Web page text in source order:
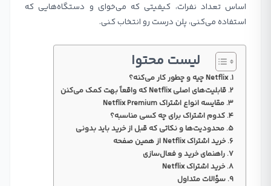
اساس تعداد نفرات، کیفیتی که می‌خوای و دستگاه‌هایی که
استفاده می‌کنی، پلن درست رو انتخاب کنی.
لیست محتوا
Netflix چیه و چطور کار می‌کنه؟
قابلیت‌های اصلی Netflix که واقعاً بهت کمک می‌کنن
مقایسه انواع اشتراک Netflix Premium
کدوم اشتراک برای چه کسی مناسبه؟
محدودیت‌ها و نکاتی که قبل از خرید باید بدونی
خرید اشتراک Netflix از همین صفحه
راهنمای خرید و فعال‌سازی
خرید اشتراک Netflix
سؤالات متداول